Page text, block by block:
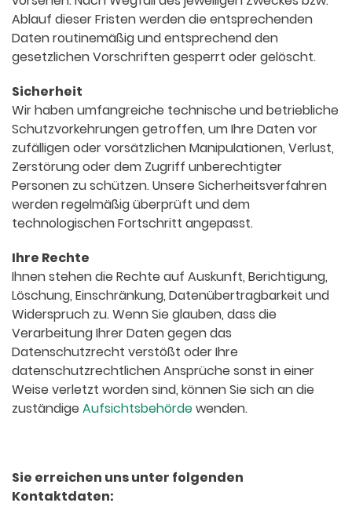
Ablauf dieser Fristen werden die entsprechenden
Daten routinemäßig und entsprechend den
gesetzlichen Vorschriften gesperrt oder gelöscht.
Sicherheit
Wir haben umfangreiche technische und betriebliche
Schutzvorkehrungen getroffen, um Ihre Daten vor
zufälligen oder vorsätzlichen Manipulationen, Verlust,
Zerstörung oder dem Zugriff unberechtigter
Personen zu schützen. Unsere Sicherheitsverfahren
werden regelmäßig überprüft und dem
technologischen Fortschritt angepasst.
Ihre Rechte
Ihnen stehen die Rechte auf Auskunft, Berichtigung,
Löschung, Einschränkung, Datenübertragbarkeit und
Widerspruch zu. Wenn Sie glauben, dass die
Verarbeitung Ihrer Daten gegen das
Datenschutzrecht verstößt oder Ihre
datenschutzrechtlichen Ansprüche sonst in einer
Weise verletzt worden sind, können Sie sich an die
zuständige Aufsichtsbehördewenden.
Sie erreichen uns unter folgenden
Kontaktdaten: